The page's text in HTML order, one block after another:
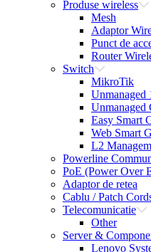
Produse wireless
Mesh
Adaptor
Punct de
Router
Switch
MikroTik
Unmanaged
Unmanaged
Easy Smart
Web Smart
L2
Powerline
PoE (Power Over
Adaptor de retea
Cablu / Patch
Telecomunicatie
Other
Server &
Lenovo